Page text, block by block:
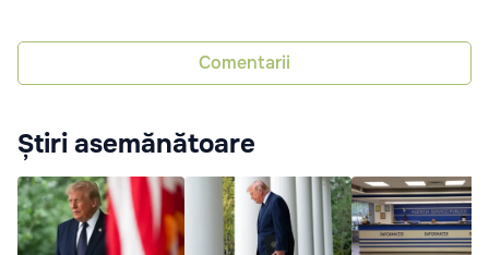
Comentarii
Știri asemănătoare